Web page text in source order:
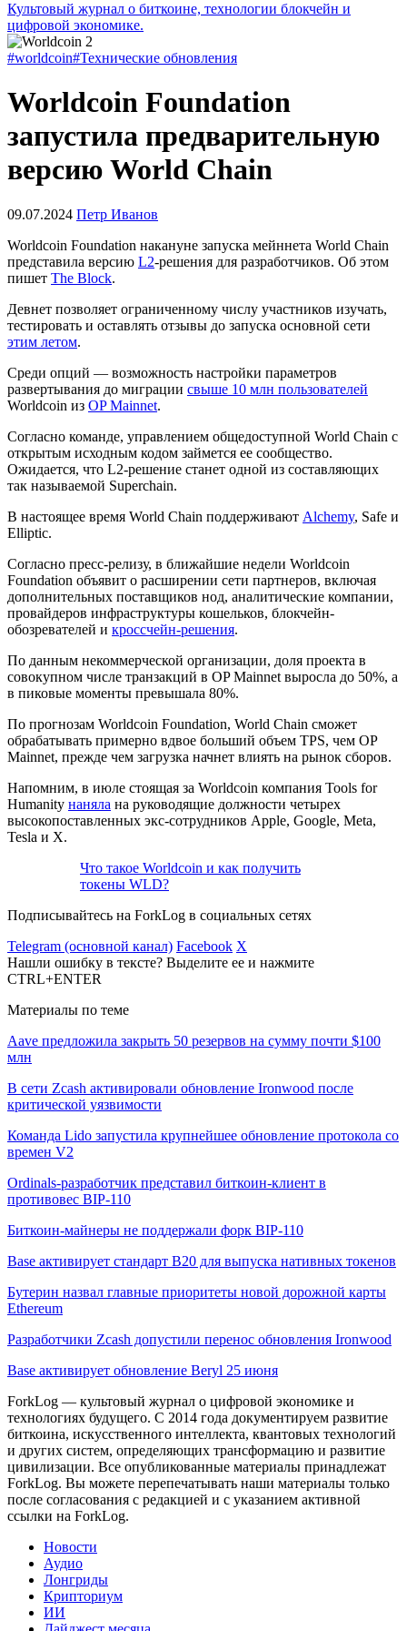
Культовый журнал о биткоине, технологии блокчейн и
цифровой экономике.
#worldcoin#Технические обновления
Worldcoin Foundation
запустила предварительную
версию World Chain
09.07.2024 Петр Иванов
Worldcoin Foundation накануне запуска мейннета World Chain
представила версию L2-решения для разработчиков. Об этом
пишет The Block.
Девнет позволяет ограниченному числу участников изучать,
тестировать и оставлять отзывы до запуска основной сети
этим летом.
Среди опций — возможность настройки параметров
развертывания до миграции свыше 10 млн пользователей
Worldcoin из OP Mainnet.
Согласно команде, управлением общедоступной World Chain с
открытым исходным кодом займется ее сообщество.
Ожидается, что L2-решение станет одной из составляющих
так называемой Superchain.
В настоящее время World Chain поддерживают Alchemy, Safe и
Elliptic.
Согласно пресс-релизу, в ближайшие недели Worldcoin
Foundation объявит о расширении сети партнеров, включая
дополнительных поставщиков нод, аналитические компании,
провайдеров инфраструктуры кошельков, блокчейн-
обозревателей и кроссчейн-решения.
По данным некоммерческой организации, доля проекта в
совокупном числе транзакций в OP Mainnet выросла до 50%, а
в пиковые моменты превышала 80%.
По прогнозам Worldcoin Foundation, World Chain сможет
обрабатывать примерно вдвое больший объем TPS, чем OP
Mainnet, прежде чем загрузка начнет влиять на рынок сборов.
Напомним, в июле стоящая за Worldcoin компания Tools for
Humanity наняла на руководящие должности четырех
высокопоставленных экс-сотрудников Apple, Google, Meta,
Tesla и X.
Что такое Worldcoin и как получить
токены WLD?
Подписывайтесь на ForkLog в социальных сетях
Telegram (основной канал) Facebook X
Нашли ошибку в тексте? Выделите ее и нажмите
CTRL+ENTER
Материалы по теме
Aave предложила закрыть 50 резервов на сумму почти $100
млн
В сети Zcash активировали обновление Ironwood после
критической уязвимости
Команда Lido запустила крупнейшее обновление протокола со
времен V2
Ordinals-разработчик представил биткоин-клиент в
противовес BIP-110
Биткоин-майнеры не поддержали форк BIP-110
Base активирует стандарт B20 для выпуска нативных токенов
Бутерин назвал главные приоритеты новой дорожной карты
Ethereum
Разработчики Zcash допустили перенос обновления Ironwood
Base активирует обновление Beryl 25 июня
ForkLog — культовый журнал о цифровой экономике и
технологиях будущего. С 2014 года документируем развитие
биткоина, искусственного интеллекта, квантовых технологий
и других систем, определяющих трансформацию и развитие
цивилизации. Все опубликованные материалы принадлежат
ForkLog. Вы можете перепечатывать наши материалы только
после согласования с редакцией и с указанием активной
ссылки на ForkLog.
Новости
Аудио
Лонгриды
Крипториум
ИИ